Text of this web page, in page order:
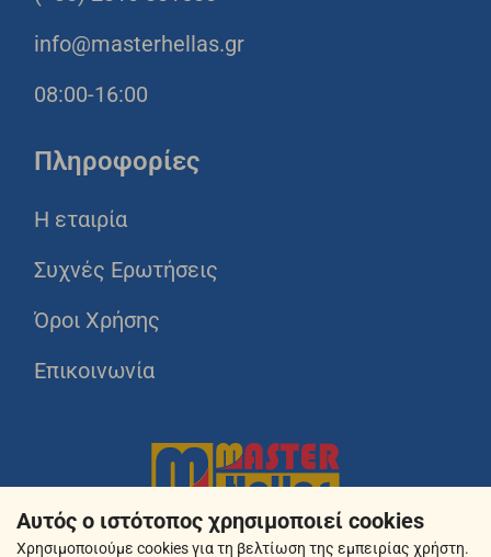
info@masterhellas.gr
08:00-16:00
Πληροφορίες
Η εταιρία
Συχνές Ερωτήσεις
Όροι Χρήσης
Επικοινωνία
Αυτός ο ιστότοπος χρησιμοποιεί cookies
Χρησιμοποιούμε cookies για τη βελτίωση της εμπειρίας χρήστη.